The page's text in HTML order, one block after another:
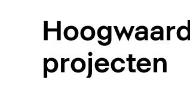
projecten